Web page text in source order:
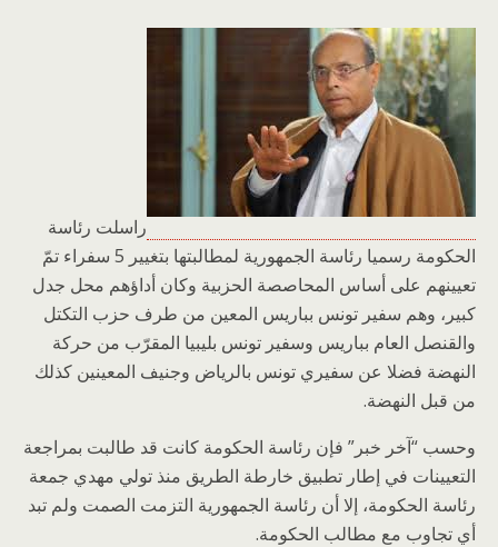
راسلت رئاسة
الحكومة رسميا رئاسة الجمهورية لمطالبتها بتغيير 5 سفراء تمّ
تعيينهم على أساس المحاصصة الحزبية وكان أداؤهم محل جدل
كبير، وهم سفير تونس بباريس المعين من طرف حزب التكتل
والقنصل العام بباريس وسفير تونس بليبيا المقرّب من حركة
النهضة فضلا عن سفيري تونس بالرياض وجنيف المعينين كذلك
من قبل النهضة.
وحسب “آخر خبر” فإن رئاسة الحكومة كانت قد طالبت بمراجعة
التعيينات في إطار تطبيق خارطة الطريق منذ تولي مهدي جمعة
رئاسة الحكومة، إلا أن رئاسة الجمهورية التزمت الصمت ولم تبد
أي تجاوب مع مطالب الحكومة.